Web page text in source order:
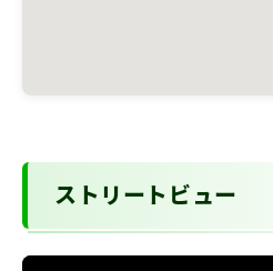
ストリートビュー